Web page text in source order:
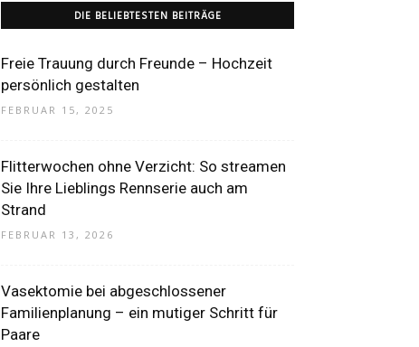
DIE BELIEBTESTEN BEITRÄGE
Freie Trauung durch Freunde – Hochzeit
persönlich gestalten
FEBRUAR 15, 2025
Flitterwochen ohne Verzicht: So streamen
Sie Ihre Lieblings Rennserie auch am
Strand
FEBRUAR 13, 2026
Vasektomie bei abgeschlossener
Familienplanung – ein mutiger Schritt für
Paare